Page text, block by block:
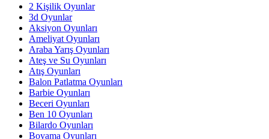
2 Kişilik Oyunlar
3d Oyunlar
Aksiyon Oyunları
Ameliyat Oyunları
Araba Yarış Oyunları
Ateş ve Su Oyunları
Atış Oyunları
Balon Patlatma Oyunları
Barbie Oyunları
Beceri Oyunları
Ben 10 Oyunları
Bilardo Oyunları
Boyama Oyunları